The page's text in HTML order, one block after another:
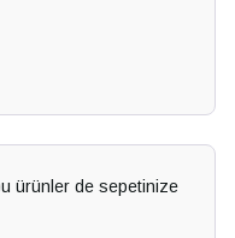
ürünler de sepetinize